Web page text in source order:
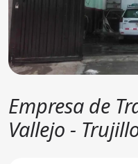
Empresa de
Vallejo -